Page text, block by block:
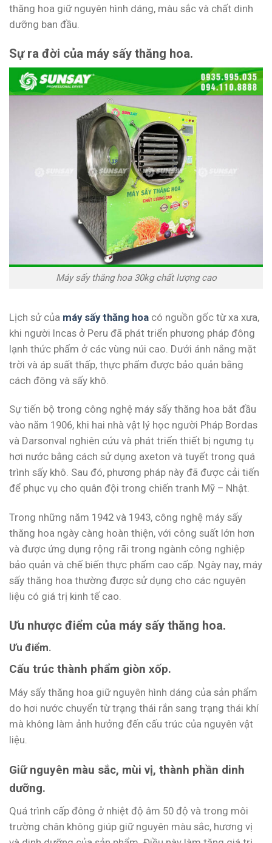
thăng hoa giữ nguyên hình dáng, màu sắc và chất dinh
dưỡng ban đầu.
Sự ra đời của máy sấy thăng hoa.
Máy sấy thăng hoa 30kg chất lượng cao
Lịch sử của máy sấy thăng hoa có nguồn gốc từ xa xưa,
khi người Incas ở Peru đã phát triển phương pháp đông
lạnh thức phẩm ở các vùng núi cao. Dưới ánh nắng mặt
trời và áp suất thấp, thực phẩm được bảo quản bằng
cách đông và sấy khô.
Sự tiến bộ trong công nghệ máy sấy thăng hoa bắt đầu
vào năm 1906, khi hai nhà vật lý học người Pháp Bordas
và Darsonval nghiên cứu và phát triển thiết bị ngưng tụ
hơi nước bằng cách sử dụng axeton và tuyết trong quá
trình sấy khô. Sau đó, phương pháp này đã được cải tiến
để phục vụ cho quân đội trong chiến tranh Mỹ – Nhật.
Trong những năm 1942 và 1943, công nghệ máy sấy
thăng hoa ngày càng hoàn thiện, với công suất lớn hơn
và được ứng dụng rộng rãi trong ngành công nghiệp
bảo quản và chế biến thực phẩm cao cấp. Ngày nay, máy
sấy thăng hoa thường được sử dụng cho các nguyên
liệu có giá trị kinh tế cao.
Ưu nhược điểm của máy sấy thăng hoa.
Ưu điểm.
Cấu trúc thành phẩm giòn xốp.
Máy sấy thăng hoa giữ nguyên hình dáng của sản phẩm
do hơi nước chuyển từ trạng thái rắn sang trạng thái khí
mà không làm ảnh hưởng đến cấu trúc của nguyên vật
liệu.
Giữ nguyên màu sắc, mùi vị, thành phần dinh
dưỡng.
Quá trình cấp đông ở nhiệt độ âm 50 độ và trong môi
trường chân không giúp giữ nguyên màu sắc, hương vị